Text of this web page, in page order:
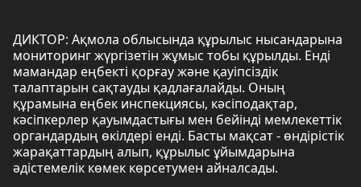
ДИКТОР: Ақмола облысында құрылыс нысандарына
мониторинг жүргізетін жұмыс тобы құрылды. Енді
мамандар еңбекті қорғау және қауіпсіздік
талаптарын сақтауды қадлағалайды. Оның
құрамына еңбек инспекциясы, кәсіподақтар,
кәсіпкерлер қауымдастығы мен бейінді мемлекеттік
органдардың өкілдері енді. Басты мақсат - өндірістік
жарақаттардың алып, құрылыс ұйымдарына
әдістемелік көмек көрсетумен айналсады.